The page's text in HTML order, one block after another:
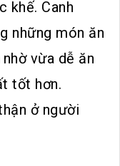
khế. Canh
những món ăn
vừa dễ ăn
tốt hơn.
ở người